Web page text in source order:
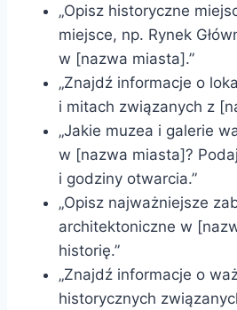
„Opisz historyczne
miejsce, np. Rynek
w [nazwa miasta].”
„Znajdź informacje o
i mitach związanych z
„Jakie muzea i galerie
w [nazwa miasta]?
i godziny otwarcia.”
„Opisz najważniejsze
architektoniczne w
historię.”
„Znajdź informacje o
historycznych